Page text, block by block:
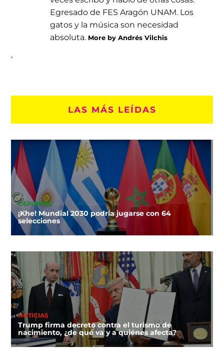
Egresado de FES Aragón UNAM. Los
gatos y la música son necesidad
absoluta. More by Andrés Vilchis
LAS MÁS LEÍDAS
DEPORTES
¡Khe! Mundial 2030 podría jugarse con 64
selecciones
NOTICIAS
Trump firma decreto contra el turismo de
nacimiento, ¿de qué va y a quiénes afecta?